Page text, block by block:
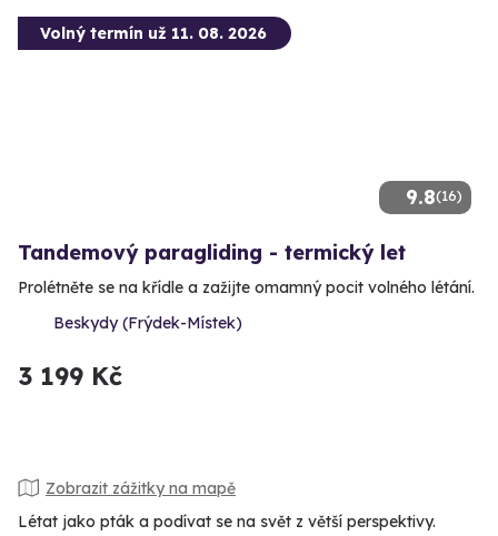
9.8(16)
Volný termín už 11. 08. 2026
Tandemový paragliding - termický let
Prolétněte se na křídle a zažijte omamný pocit volného létání.
Beskydy (Frýdek-Místek)
3 199 Kč
Zobrazit zážitky na mapě
Létat jako pták a podívat se na svět z větší perspektivy.